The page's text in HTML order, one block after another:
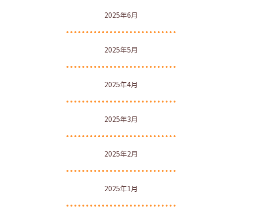
2025年6月
2025年5月
2025年4月
2025年3月
2025年2月
2025年1月